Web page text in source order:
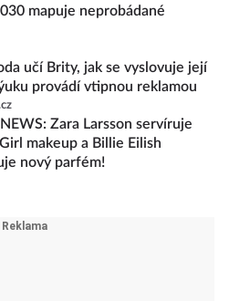
mapuje neprobádané
učí Brity, jak se vyslovuje její
provádí vtipnou reklamou
Zara Larsson servíruje
makeup a Billie Eilish
nový parfém!